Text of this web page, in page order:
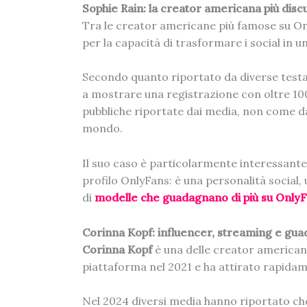
Sophie Rain: la creator americana più
Tra le creator americane più famose su
per la capacità di trasformare i social in
Secondo quanto riportato da diverse
a mostrare una registrazione con oltre
pubbliche riportate dai media, non come
mondo.
Il suo caso è particolarmente
profilo OnlyFans: è una personalità
di modelle che guadagnano di più su
Corinna Kopf: influencer, streaming e
Corinna Kopfè una delle creator
piattaforma nel 2021 e ha attirato
Nel 2024 diversi media hanno riportato